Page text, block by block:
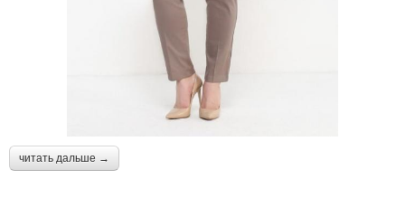
читать дальше →